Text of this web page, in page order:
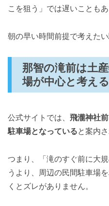
こを狙う」では遅いこともあ
朝の早い時間前提で考えたい
那智の滝前は土
場が中心と考える
公式サイトでは、 飛瀧神社
駐車場となっていると案内
つまり、「滝のすぐ前に大
うより、周辺の民間駐車場
くとズレがありません。